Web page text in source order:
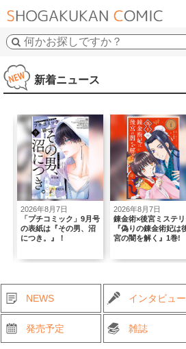
新着ニュース
年8月7日
プチコミック」9月号
表紙は『その男、沼
つき。』！
2026年8月7日
錬金術×後宮ミステリー
『偽りの錬金術妃は後
宮の闇を解く』1巻!
NEWS インタビュー
発売予定 雑誌